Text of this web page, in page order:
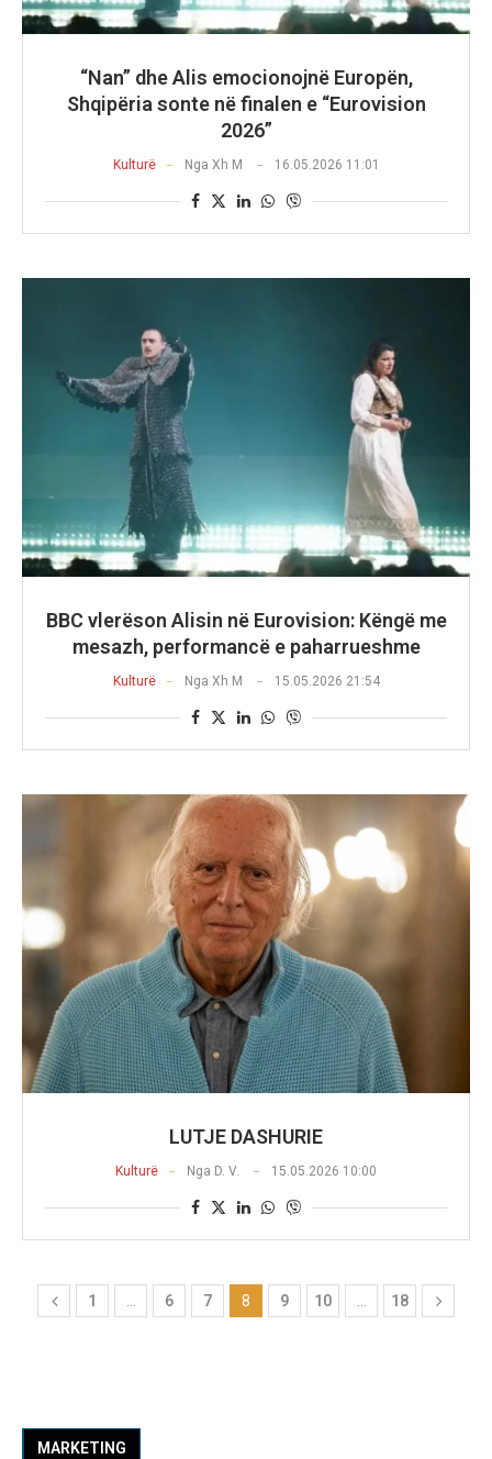
“Nan” dhe Alis emocionojnë Europën,
Shqipëria sonte në finalen e “Eurovision
2026”
Kulturë Nga Xh M 16.05.2026 11:01
​BBC vlerëson Alisin në Eurovision: Këngë me
mesazh, performancë e paharrueshme
Kulturë Nga Xh M 15.05.2026 21:54
LUTJE DASHURIE
Kulturë Nga D. V. 15.05.2026 10:00
1 … 6 7 8 9 10 … 18
MARKETING